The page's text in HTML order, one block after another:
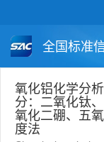
全国标准
国家标准
团体标准
氧化铝化学分
分：二氧化钛
氧化二硼、五
度法